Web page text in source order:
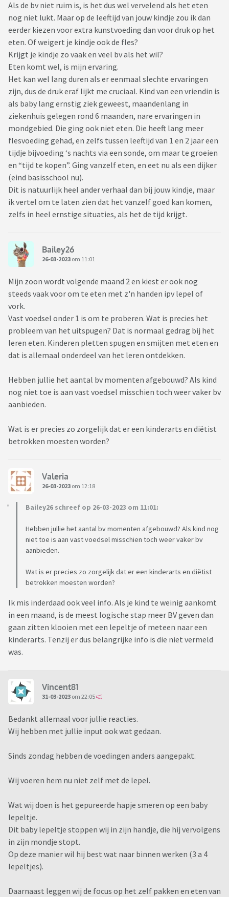
Als de bv niet ruim is, is het dus wel vervelend als het eten
nog niet lukt. Maar op de leeftijd van jouw kindje zou ik dan
eerder kiezen voor extra kunstvoeding dan voor druk op het
eten. Of weigert je kindje ook de fles?
Krijgt je kindje zo vaak en veel bv als het wil?
Eten komt wel, is mijn ervaring.
Het kan wel lang duren als er eenmaal slechte ervaringen
zijn, dus de druk eraf lijkt me cruciaal. Kind van een vriendin is
als baby lang ernstig ziek geweest, maandenlang in
ziekenhuis gelegen rond 6 maanden, nare ervaringen in
mondgebied. Die ging ook niet eten. Die heeft lang meer
flesvoeding gehad, en zelfs tussen leeftijd van 1 en 2 jaar een
tijdje bijvoeding ‘s nachts via een sonde, om maar te groeien
en “tijd te kopen”. Ging vanzelf eten, en eet nu als een dijker
(eind basisschool nu).
Dit is natuurlijk heel ander verhaal dan bij jouw kindje, maar
ik vertel om te laten zien dat het vanzelf goed kan komen,
zelfs in heel ernstige situaties, als het de tijd krijgt.
Bailey26
26-03-2023 om 11:01
Mijn zoon wordt volgende maand 2 en kiest er ook nog
steeds vaak voor om te eten met z'n handen ipv lepel of
vork.
Vast voedsel onder 1 is om te proberen. Wat is precies het
probleem van het uitspugen? Dat is normaal gedrag bij het
leren eten. Kinderen pletten spugen en smijten met eten en
dat is allemaal onderdeel van het leren ontdekken.
Hebben jullie het aantal bv momenten afgebouwd? Als kind
nog niet toe is aan vast voedsel misschien toch weer vaker bv
aanbieden.
Wat is er precies zo zorgelijk dat er een kinderarts en diëtist
betrokken moesten worden?
Valeria
26-03-2023 om 12:18
Bailey26 schreef op 26-03-2023 om 11:01:
Hebben jullie het aantal bv momenten afgebouwd? Als kind nog
niet toe is aan vast voedsel misschien toch weer vaker bv
aanbieden.
Wat is er precies zo zorgelijk dat er een kinderarts en diëtist
betrokken moesten worden?
Ik mis inderdaad ook veel info. Als je kind te weinig aankomt
in een maand, is de meest logische stap meer BV geven dan
gaan zitten klooien met een lepeltje of meteen naar een
kinderarts. Tenzij er dus belangrijke info is die niet vermeld
was.
Vincent81
31-03-2023 om 22:05
Bedankt allemaal voor jullie reacties.
Wij hebben met jullie input ook wat gedaan.
Sinds zondag hebben de voedingen anders aangepakt.
Wij voeren hem nu niet zelf met de lepel.
Wat wij doen is het gepureerde hapje smeren op een baby
lepeltje.
Dit baby lepeltje stoppen wij in zijn handje, die hij vervolgens
in zijn mondje stopt.
Op deze manier wil hij best wat naar binnen werken (3 a 4
lepeltjes).
Daarnaast leggen wij de focus op het zelf pakken en eten van